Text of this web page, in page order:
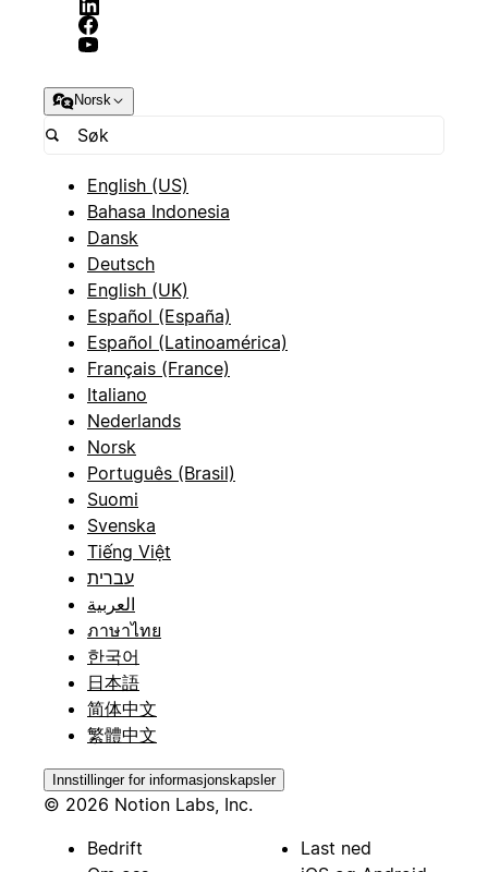
Norsk
English (US)
Bahasa Indonesia
Dansk
Deutsch
English (UK)
Español (España)
Español (Latinoamérica)
Français (France)
Italiano
Nederlands
Norsk
Português (Brasil)
Suomi
Svenska
Tiếng Việt
עברית
العربية
ภาษาไทย
한국어
日本語
简体中文
繁體中文
Innstillinger for informasjonskapsler
© 2026 Notion Labs, Inc.
Bedrift
Last ned